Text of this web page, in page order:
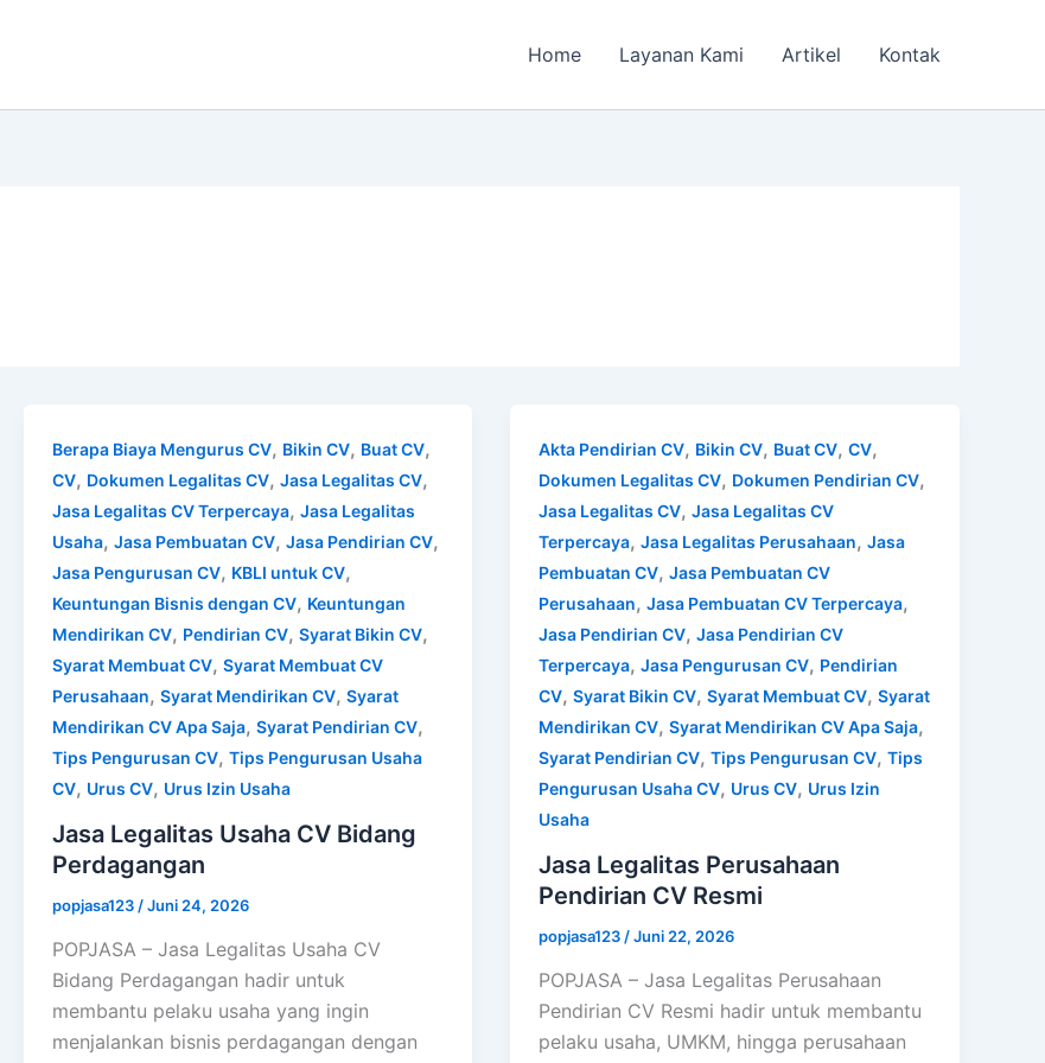
Home Layanan Kami Artikel Kontak
Berapa Biaya Mengurus CV, Bikin CV, Buat CV,
CV, Dokumen Legalitas CV, Jasa Legalitas CV,
Jasa Legalitas CV Terpercaya, Jasa Legalitas
Usaha, Jasa Pembuatan CV, Jasa Pendirian CV,
Jasa Pengurusan CV, KBLI untuk CV,
Keuntungan Bisnis dengan CV, Keuntungan
Mendirikan CV, Pendirian CV, Syarat Bikin CV,
Syarat Membuat CV, Syarat Membuat CV
Perusahaan, Syarat Mendirikan CV, Syarat
Mendirikan CV Apa Saja, Syarat Pendirian CV,
Tips Pengurusan CV, Tips Pengurusan Usaha
CV, Urus CV, Urus Izin Usaha
Jasa Legalitas Usaha CV Bidang
Perdagangan
popjasa123 /Juni 24, 2026
POPJASA – Jasa Legalitas Usaha CV
Bidang Perdagangan hadir untuk
membantu pelaku usaha yang ingin
menjalankan bisnis perdagangan dengan
Akta Pendirian CV, Bikin CV, Buat CV,CV,
Dokumen Legalitas CV, Dokumen Pendirian CV,
Jasa Legalitas CV,Jasa Legalitas CV
Terpercaya,Jasa Legalitas Perusahaan,Jasa
Pembuatan CV,Jasa Pembuatan CV
Perusahaan,Jasa Pembuatan CV Terpercaya,
Jasa Pendirian CV,Jasa Pendirian CV
Terpercaya,Jasa Pengurusan CV, Pendirian
CV,Syarat Bikin CV,Syarat Membuat CV,Syarat
Mendirikan CV,Syarat Mendirikan CV Apa Saja,
Syarat Pendirian CV,Tips Pengurusan CV,Tips
Pengurusan Usaha CV, Urus CV, Urus Izin
Usaha
Jasa Legalitas Perusahaan
Pendirian CV Resmi
popjasa123 /Juni 22, 2026
POPJASA – Jasa Legalitas Perusahaan
Pendirian CV Resmi hadir untuk membantu
pelaku usaha, UMKM, hingga perusahaan